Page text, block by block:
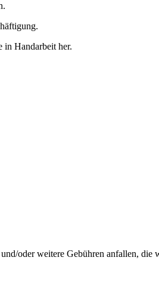
in Handarbeit her.
oder weitere Gebühren anfallen, die